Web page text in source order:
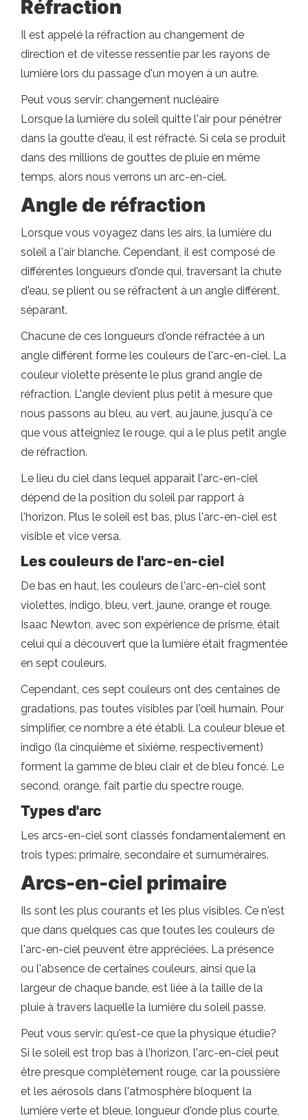
Réfraction
Il est appelé la réfraction au changement de
direction et de vitesse ressentie par les rayons de
lumière lors du passage d'un moyen à un autre.
Peut vous servir: changement nucléaire
Lorsque la lumière du soleil quitte l'air pour pénétrer
dans la goutte d'eau, il est réfracté. Si cela se produit
dans des millions de gouttes de pluie en même
temps, alors nous verrons un arc-en-ciel.
Angle de réfraction
Lorsque vous voyagez dans les airs, la lumière du
soleil a l'air blanche. Cependant, il est composé de
différentes longueurs d'onde qui, traversant la chute
d'eau, se plient ou se réfractent à un angle différent,
séparant.
Chacune de ces longueurs d'onde réfractée à un
angle différent forme les couleurs de l'arc-en-ciel. La
couleur violette présente le plus grand angle de
réfraction. L'angle devient plus petit à mesure que
nous passons au bleu, au vert, au jaune, jusqu'à ce
que vous atteigniez le rouge, qui a le plus petit angle
de réfraction.
Le lieu du ciel dans lequel apparaît l'arc-en-ciel
dépend de la position du soleil par rapport à
l'horizon. Plus le soleil est bas, plus l'arc-en-ciel est
visible et vice versa.
Les couleurs de l'arc-en-ciel
De bas en haut, les couleurs de l'arc-en-ciel sont
violettes, indigo, bleu, vert, jaune, orange et rouge.
Isaac Newton, avec son expérience de prisme, était
celui qui a découvert que la lumière était fragmentée
en sept couleurs.
Cependant, ces sept couleurs ont des centaines de
gradations, pas toutes visibles par l'œil humain. Pour
simplifier, ce nombre a été établi. La couleur bleue et
indigo (la cinquième et sixième, respectivement)
forment la gamme de bleu clair et de bleu foncé. Le
second, orange, fait partie du spectre rouge.
Types d'arc
Les arcs-en-ciel sont classés fondamentalement en
trois types: primaire, secondaire et surnuméraires.
Arcs-en-ciel primaire
Ils sont les plus courants et les plus visibles. Ce n'est
que dans quelques cas que toutes les couleurs de
l'arc-en-ciel peuvent être appréciées. La présence
ou l'absence de certaines couleurs, ainsi que la
largeur de chaque bande, est liée à la taille de la
pluie à travers laquelle la lumière du soleil passe.
Peut vous servir: qu'est-ce que la physique étudie?
Si le soleil est trop bas à l'horizon, l'arc-en-ciel peut
être presque complètement rouge, car la poussière
et les aérosols dans l'atmosphère bloquent la
lumière verte et bleue, longueur d'onde plus courte,